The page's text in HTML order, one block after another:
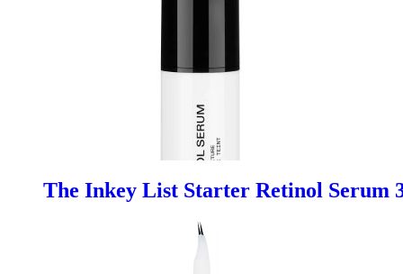
The Inkey List Starter Retinol Serum